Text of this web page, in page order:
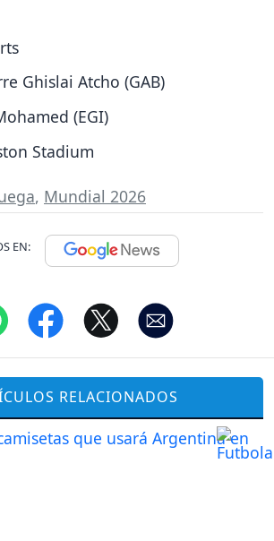
Ghislai Atcho (GAB)
(EGI)
Stadium
, Mundial 2026
EN:
RELACIONADOS